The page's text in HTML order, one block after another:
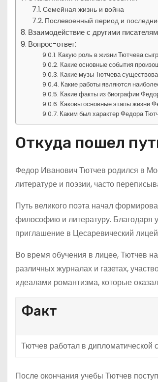
Семейная жизнь и война
Послевоенный период и
Взаимодействие с другими
Вопрос-ответ:
Какую роль в жизни Тютчева
Какие основные события
Какие музы Тютчева
Какие работы являются
Какие факты из биографии
Каковы основные этапы жизни
Каким был характер Федора
Откуда пошел
Федор Иванович Тютчев родился в
литературе и поэзии, часто
Путь великого поэта начал
философию и литературу. Благодаря
приглашение в Цесаревический
Во время обучения в лицее, Тютчев
различных журналах и газетах,
идеалами романтизма, которые
Факт
Тютчев работал в дипломатической
После окончания учебы Тютчев